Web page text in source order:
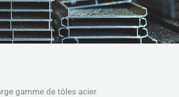
gamme de tôles acier